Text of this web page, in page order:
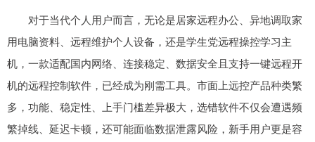
对于当代个人用户而言，无论是居家远程办公、异地调取家
用电脑资料、远程维护个人设备，还是学生党远程操控学习主
机，一款适配国内网络、连接稳定、数据安全且支持一键远程开
机的远程控制软件，已经成为刚需工具。市面上远控产品种类繁
多，功能、稳定性、上手门槛差异极大，选错软件不仅会遭遇频
繁掉线、延迟卡顿，还可能面临数据泄露风险，新手用户更是容